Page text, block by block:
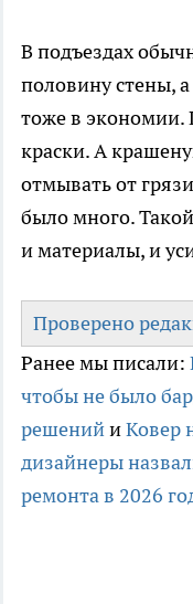
В подъездах
половину стены,
тоже в экономии.
краски. А
отмывать от
было много.
и материалы, и
Проверено
Ранее мы писали:
чтобы не было
решенийиКовер
дизайнеры
ремонта в 2026